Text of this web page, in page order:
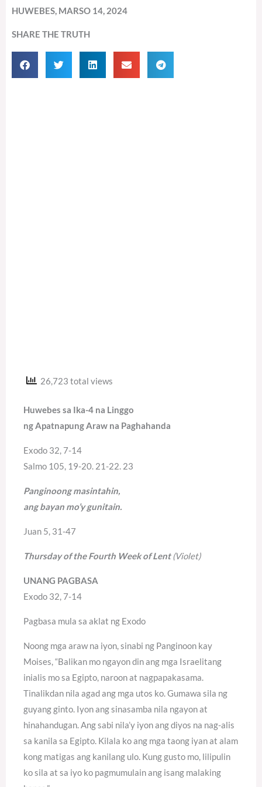
HUWEBES, MARSO 14, 2024
SHARE THE TRUTH
26,723 total views
Huwebes sa Ika-4 na Linggo
ng Apatnapung Araw na Paghahanda
Exodo 32, 7-14
Salmo 105, 19-20. 21-22. 23
Panginoong masintahin,
ang bayan mo’y gunitain.
Juan 5, 31-47
Thursday of the Fourth Week of Lent(Violet)
UNANG PAGBASA
Exodo 32, 7-14
Pagbasa mula sa aklat ng Exodo
Noong mga araw na iyon, sinabi ng Panginoon kay
Moises, “Balikan mo ngayon din ang mga Israelitang
inialis mo sa Egipto, naroon at nagpapakasama.
Tinalikdan nila agad ang mga utos ko. Gumawa sila ng
guyang ginto. Iyon ang sinasamba nila ngayon at
hinahandugan. Ang sabi nila’y iyon ang diyos na nag-alis
sa kanila sa Egipto. Kilala ko ang mga taong iyan at alam
kong matigas ang kanilang ulo. Kung gusto mo, lilipulin
ko sila at sa iyo ko pagmumulain ang isang malaking